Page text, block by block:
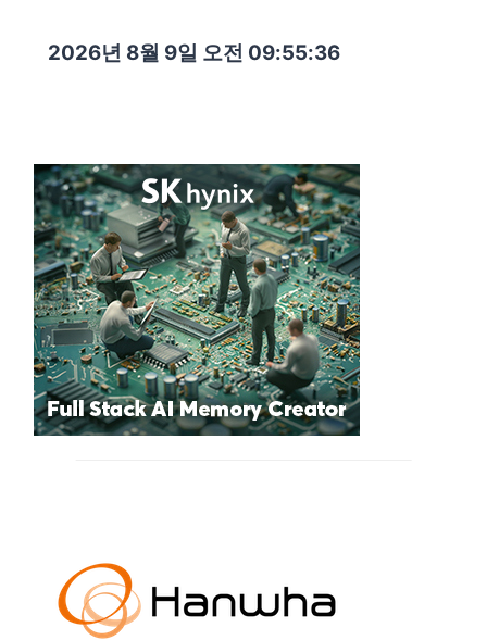
2026년 8월 9일 오전 09:55:38